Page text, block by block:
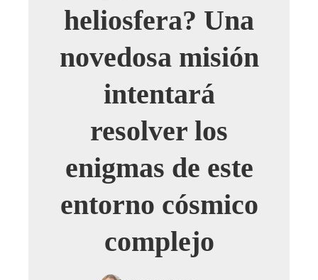
heliosfera? Una
novedosa misión
intentará
resolver los
enigmas de este
entorno cósmico
complejo